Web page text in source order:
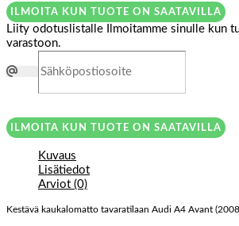
ILMOITA KUN TUOTE ON SAATAVILLA
Liity odotuslistalle
Ilmoitamme sinulle kun
varastoon.
ILMOITA KUN TUOTE ON SAATAVILLA
Kuvaus
Lisätiedot
Arviot (0)
Kestävä kaukalomatto tavaratilaan Audi A4 Avant